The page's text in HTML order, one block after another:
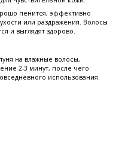
пенится, эффективно
или раздражения. Волосы
и выглядят здорово.
на влажные волосы,
2-3 минут, после чего
использования.